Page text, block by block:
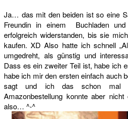
Ja… das mit den beiden ist so eine
Freundin in einem Buchladen
erfolgreich widerstanden, bis sie
kaufen. XD Also hatte ich schnell
umgedreht, als günstig und
Dass es ein zweiter Teil ist, habe ich
habe ich mir den ersten einfach auch
sagt und ich das schon
Amazonbestellung konnte aber
also… ^-^